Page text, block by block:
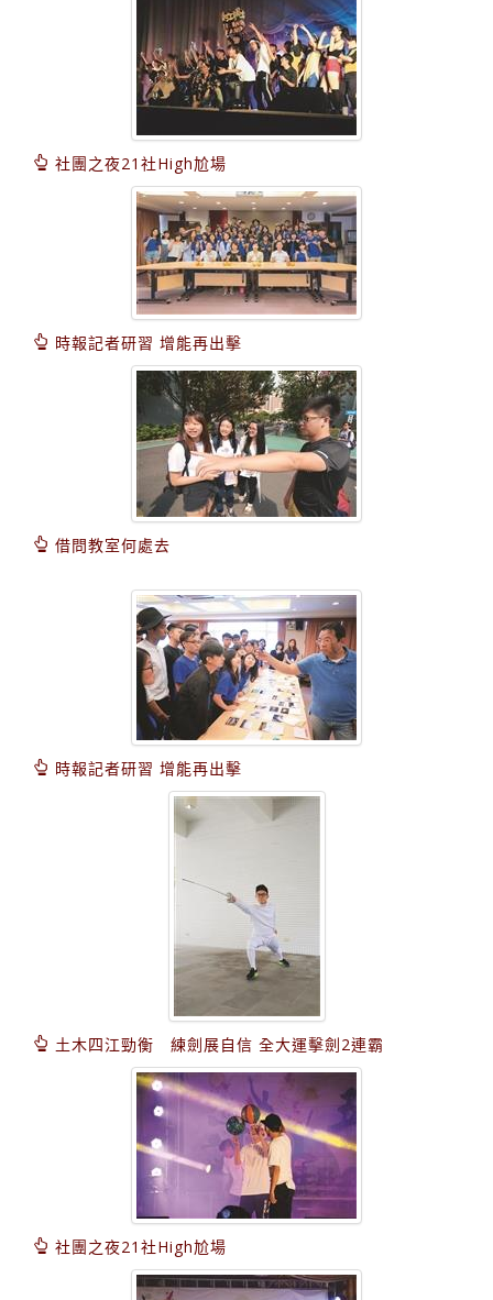
社團之夜21社High尬場
時報記者研習 增能再出擊
借問教室何處去
時報記者研習 增能再出擊
土木四江勁衡 練劍展自信 全大運擊劍2連霸
社團之夜21社High尬場